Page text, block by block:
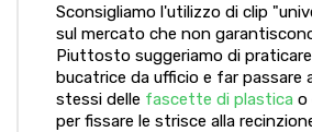
Sconsigliamo l'utilizzo di clip
sul mercato che non
Piuttosto suggeriamo di praticare
bucatrice da ufficio e far passare
stessi delle fascette di plastica o
per fissare le strisce alla